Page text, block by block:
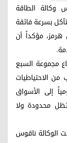
رئيس وكالة الطاقة
بسرعة فائقة
مؤكداً أن
مجموعة السبع
الاحتياطيات
برميل يومياً إلى الأسواق
تظل محدودة ولا
الوكالة ناقوس